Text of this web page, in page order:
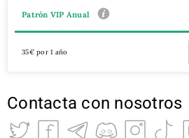
Patrón VIP Anual
35€ por 1 año
Contacta con nosotros